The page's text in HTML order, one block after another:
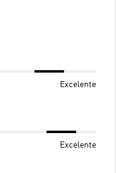
Excelente
Excelente